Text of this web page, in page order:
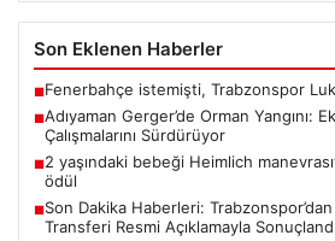
Son Eklenen Haberler
■Fenerbahçe istemişti, Trabzonspor
■Adıyaman Gerger’de Orman Yangını:
Çalışmalarını Sürdürüyor
■2 yaşındaki bebeği Heimlich
ödül
■Son Dakika Haberleri:
Transferi Resmi Açıklamayla Sonuçlandı